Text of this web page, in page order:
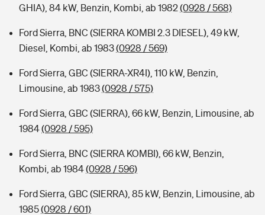
GHIA), 84 kW, Benzin, Kombi, ab 1982(0928 / 568)
Ford Sierra, BNC (SIERRA KOMBI 2.3 DIESEL), 49 kW,
Diesel, Kombi, ab 1983(0928 / 569)
Ford Sierra, GBC (SIERRA-XR4I), 110 kW, Benzin,
Limousine, ab 1983(0928 / 575)
Ford Sierra, GBC (SIERRA), 66 kW, Benzin, Limousine, ab
1984(0928 / 595)
Ford Sierra, BNC (SIERRA KOMBI), 66 kW, Benzin,
Kombi, ab 1984(0928 / 596)
Ford Sierra, GBC (SIERRA), 85 kW, Benzin, Limousine, ab
1985(0928 / 601)